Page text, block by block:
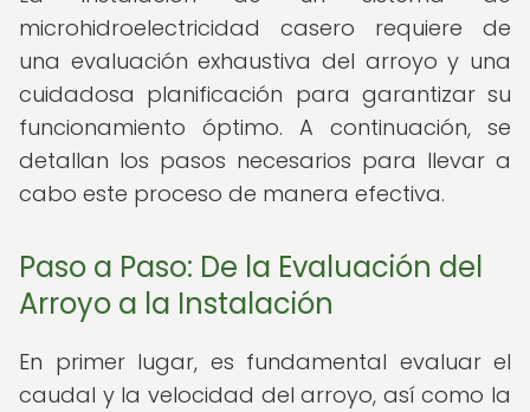
microhidroelectricidad casero requiere de
una evaluación exhaustiva del arroyo y una
cuidadosa planificación para garantizar su
funcionamiento óptimo. A continuación, se
detallan los pasos necesarios para llevar a
cabo este proceso de manera efectiva.
Paso a Paso: De la Evaluación del
Arroyo a la Instalación
En primer lugar, es fundamental evaluar el
caudal y la velocidad del arroyo, así como la